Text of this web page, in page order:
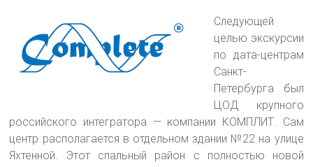
Следующей
целью экскурсии
по дата-центрам
Санкт-
Петербурга был
ЦОД крупного
российского интегратора — компании КОМПЛИТ. Сам
центр располагается в отдельном здании №22 на улице
Яхтенной. Этот спальный район с полностью новой